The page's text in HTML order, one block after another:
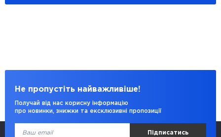
Не пропустіть найважливіше!
Получай від нас корисну інформацію
про новинки, знижки та ексклюзивні пропозиції
Підписатись